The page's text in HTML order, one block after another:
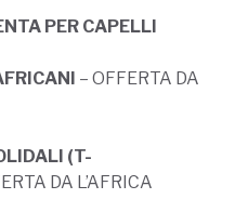
PER CAPELLI
– OFFERTA DA
(T-
DA L’AFRICA